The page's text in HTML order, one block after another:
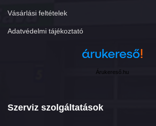
Vásárlási feltételek
Adatvédelmi tájékoztató
Árukereső.hu
Szerviz szolgáltatások